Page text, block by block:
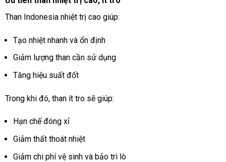
Than Indonesia nhiệt trị cao giúp:
Tạo nhiệt nhanh và ổn định
Giảm lượng than cần sử dụng
Tăng hiệu suất đốt
Trong khi đó, than ít tro sẽ giúp:
Hạn chế đóng xỉ
Giảm thất thoát nhiệt
Giảm chi phí vệ sinh và bảo trì lò